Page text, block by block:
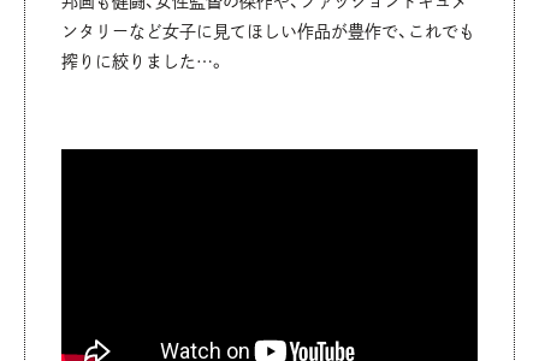
ンタリーなど女子に見てほしい作品が豊作で、これでも
搾りに絞りました…。